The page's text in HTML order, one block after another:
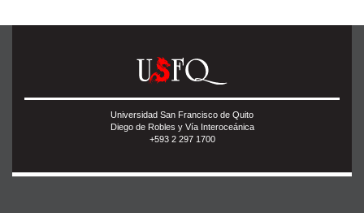
Universidad San Francisco de Quito
Diego de Robles y Vía Interoceánica
+593 2 297 1700